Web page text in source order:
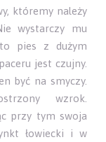
któremy należy
wystarczy mu
pies z dużym
jest czujny.
być na smyczy.
wzrok.
przy tym swoja
łowiecki i w